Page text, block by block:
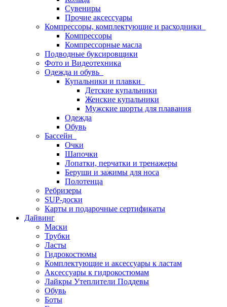
Сувениры
Прочие аксессуары
Компрессоры, комплектующие и расходники
Компрессоры
Компрессорные масла
Подводные буксировщики
Фото и Видеотехника
Одежда и обувь
Купальники и плавки
Детские купальники
Женские купальники
Мужские шорты для плавания
Одежда
Обувь
Бассейн
Очки
Шапочки
Лопатки, перчатки и тренажеры
Беруши и зажимы для носа
Полотенца
Ребризеры
SUP-доски
Карты и подарочные сертификаты
Дайвинг
Маски
Трубки
Ласты
Гидрокостюмы
Комплектующие и аксессуары к ластам
Аксессуары к гидрокостюмам
Лайкры Утеплители Поддевы
Обувь
Боты